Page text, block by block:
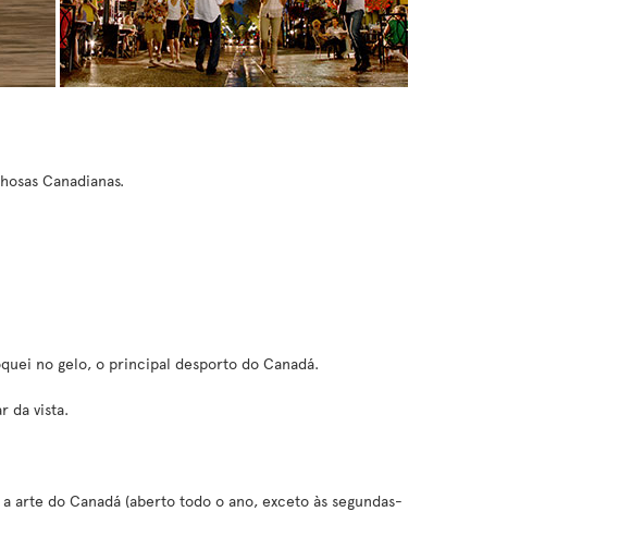
Canadianas.
no gelo, o principal desporto do Canadá.
da vista.
arte do Canadá (aberto todo o ano, exceto às segundas-